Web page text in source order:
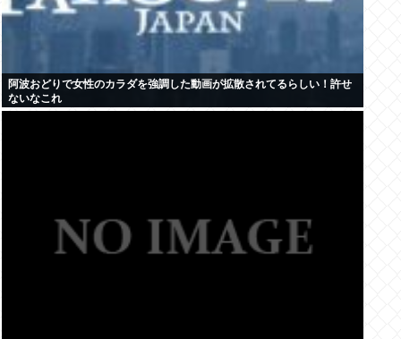
阿波おどりで女性のカラダを強調した動画が拡散されてるらしい！許せ
ないなこれ